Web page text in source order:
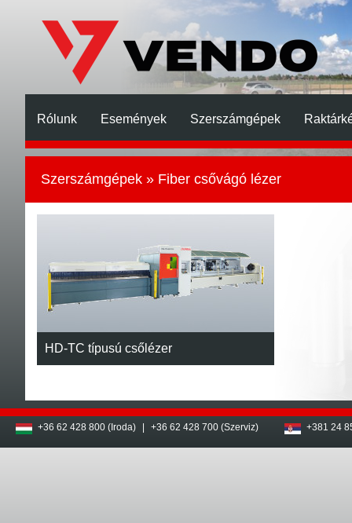
Rólunk Események Szerszámgépek
Szerszámgépek » Fiber csővágó lézer
HD-TC típusú csőlézer
+36 62 428 800 (Iroda) +36 62 428 700 (Szerviz) +381 24